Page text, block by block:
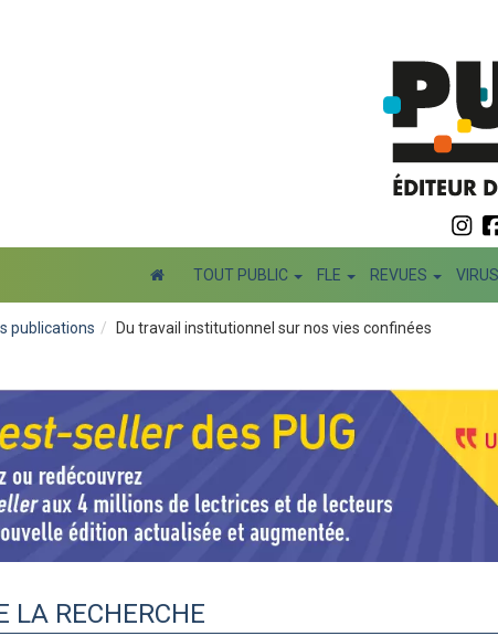
TOUT PUBLIC FLE REVUES
publications Du travail institutionnel sur nos vies confinées
LA RECHERCHE